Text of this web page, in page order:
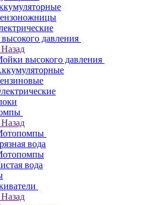
давления
Назад
высокого давления
Назад
вода
вода
Назад